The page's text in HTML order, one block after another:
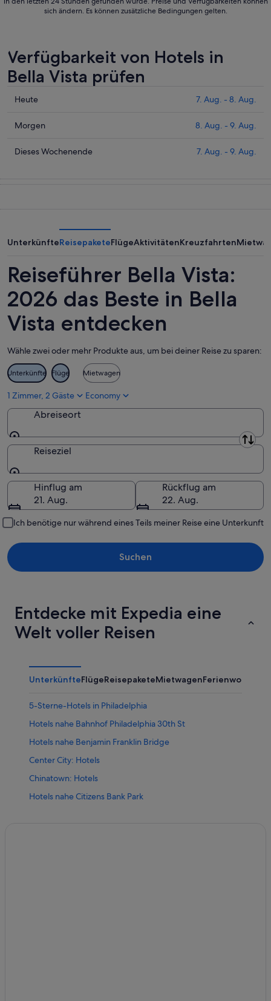
sich ändern. Es können zusätzliche Bedingungen gelten.
Verfügbarkeit von Hotels in
Bella Vista prüfen
Prüfe
Preise
Bella
8.
Heute 7. Aug. - 8. Aug.
Prüfe
Preise
Aug.
9.
Aug.
Morgen 8. Aug. - 9. Aug.
Prüfe
Wochenende,
Aug.
-
9.
Aug.
Dieses Wochenende 7. Aug. - 9. Aug.
UnterkünfteReisepaketeFlügeAktivitätenKreuzfahrten
Reiseführer Bella Vista:
2026 das Beste in Bella
Vista entdecken
Wähle zwei oder mehr Produkte aus, um bei deiner Reise zu sparen:
Unterkünfte Flüge Mietwagen
1 Zimmer, 2 Gäste Economy
Abreiseort
Abreiseort
Reiseziel
Reiseziel
Hinflug am
21. Aug.
Rückflug am
22. Aug.
Ich benötige nur während eines Teils meiner Reise eine Unterkunft
Suchen
Entdecke mit Expedia eine
Welt voller Reisen
UnterkünfteFlügeReisepaketeMietwagen
5-Sterne-Hotels in Philadelphia
Hotels nahe Bahnhof Philadelphia 30th St
Hotels nahe Benjamin Franklin Bridge
Center City: Hotels
Chinatown: Hotels
Hotels nahe Citizens Bank Park